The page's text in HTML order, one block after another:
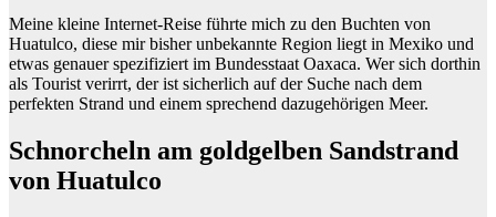
Meine kleine Internet-Reise führte mich zu den Buchten von
Huatulco, diese mir bisher unbekannte Region liegt in Mexiko und
etwas genauer spezifiziert im Bundesstaat Oaxaca. Wer sich dorthin
als Tourist verirrt, der ist sicherlich auf der Suche nach dem
perfekten Strand und einem sprechend dazugehörigen Meer.
Schnorcheln am goldgelben Sandstrand
von Huatulco